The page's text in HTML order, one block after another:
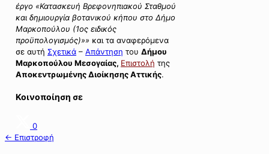
έργο «Κατασκευή Βρεφονηπιακού Σταθμού
και δημιουργία βοτανικού κήπου στο Δήμο
Μαρκοπούλου (1ος ειδικός
προϋπολογισμός)»» και τα αναφερόμενα
σε αυτή Σχετικά – Απάντηση του Δήμου
Μαρκοπούλου Μεσογαίας, Επιστολή της
Αποκεντρωμένης Διοίκησης Αττικής.
Κοινοποίηση σε
0
← Επιστροφή